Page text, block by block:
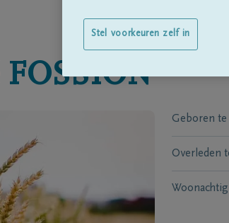
FOSSION
Geboren te
Overleden
Stel voorkeuren zelf in